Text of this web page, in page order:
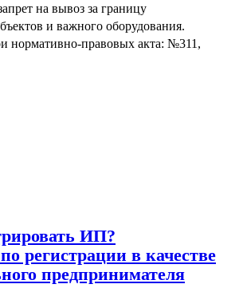
на вывоз за границу
и важного оборудования.
нормативно-правовых акта: №311,
ИП?
регистрации в качестве
предпринимателя